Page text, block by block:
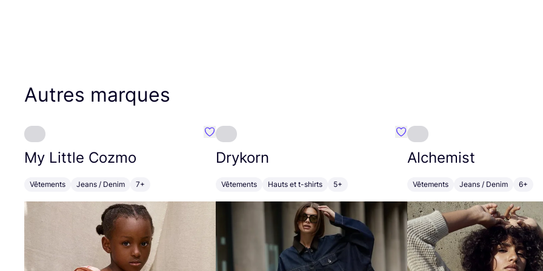
Autres marques
My Little Cozmo
Vêtements Jeans / Denim 7+
Préféré {nom}
Drykorn
Vêtements Hauts et t-shirts 5+
Préféré {nom}
Alchemist
Vêtements Jeans / Denim 6+